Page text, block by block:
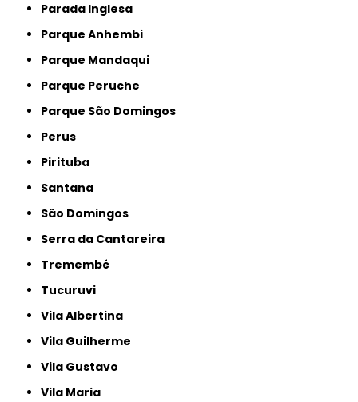
Parada Inglesa
Parque Anhembi
Parque Mandaqui
Parque Peruche
Parque São Domingos
Perus
Pirituba
Santana
São Domingos
Serra da Cantareira
Tremembé
Tucuruvi
Vila Albertina
Vila Guilherme
Vila Gustavo
Vila Maria